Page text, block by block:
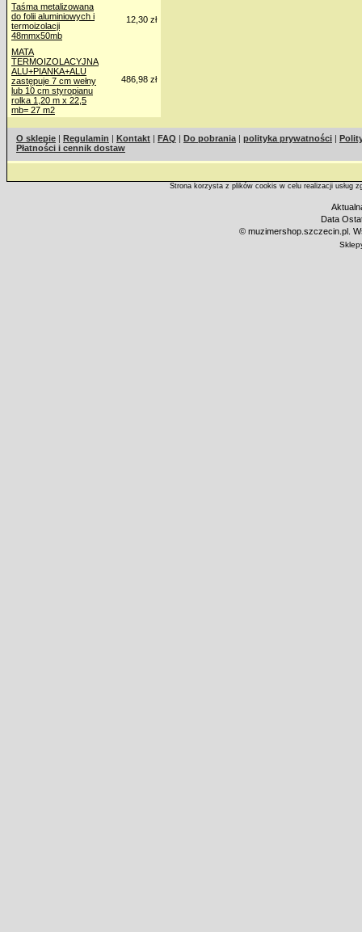
Taśma metalizowana
do folii aluminiowych i
termoizolacji
48mmx50mb
12,30 zł
MATA
TERMOIZOLACYJNA
ALU+PIANKA+ALU
zastępuje 7 cm wełny
lub 10 cm styropianu
rolka 1,20 m x 22,5
mb= 27 m2
486,98 zł
O sklepie | Regulamin | Kontakt | FAQ | Do pobrania | polityka prywatności |
Płatności i cennik dostaw
Strona korzysta z plików cookis w celu realizacji usług
Data
© muzimershop.szczecin.pl.